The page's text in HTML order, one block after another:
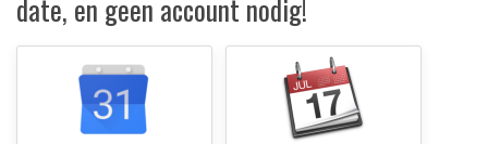
date, en geen account nodig!